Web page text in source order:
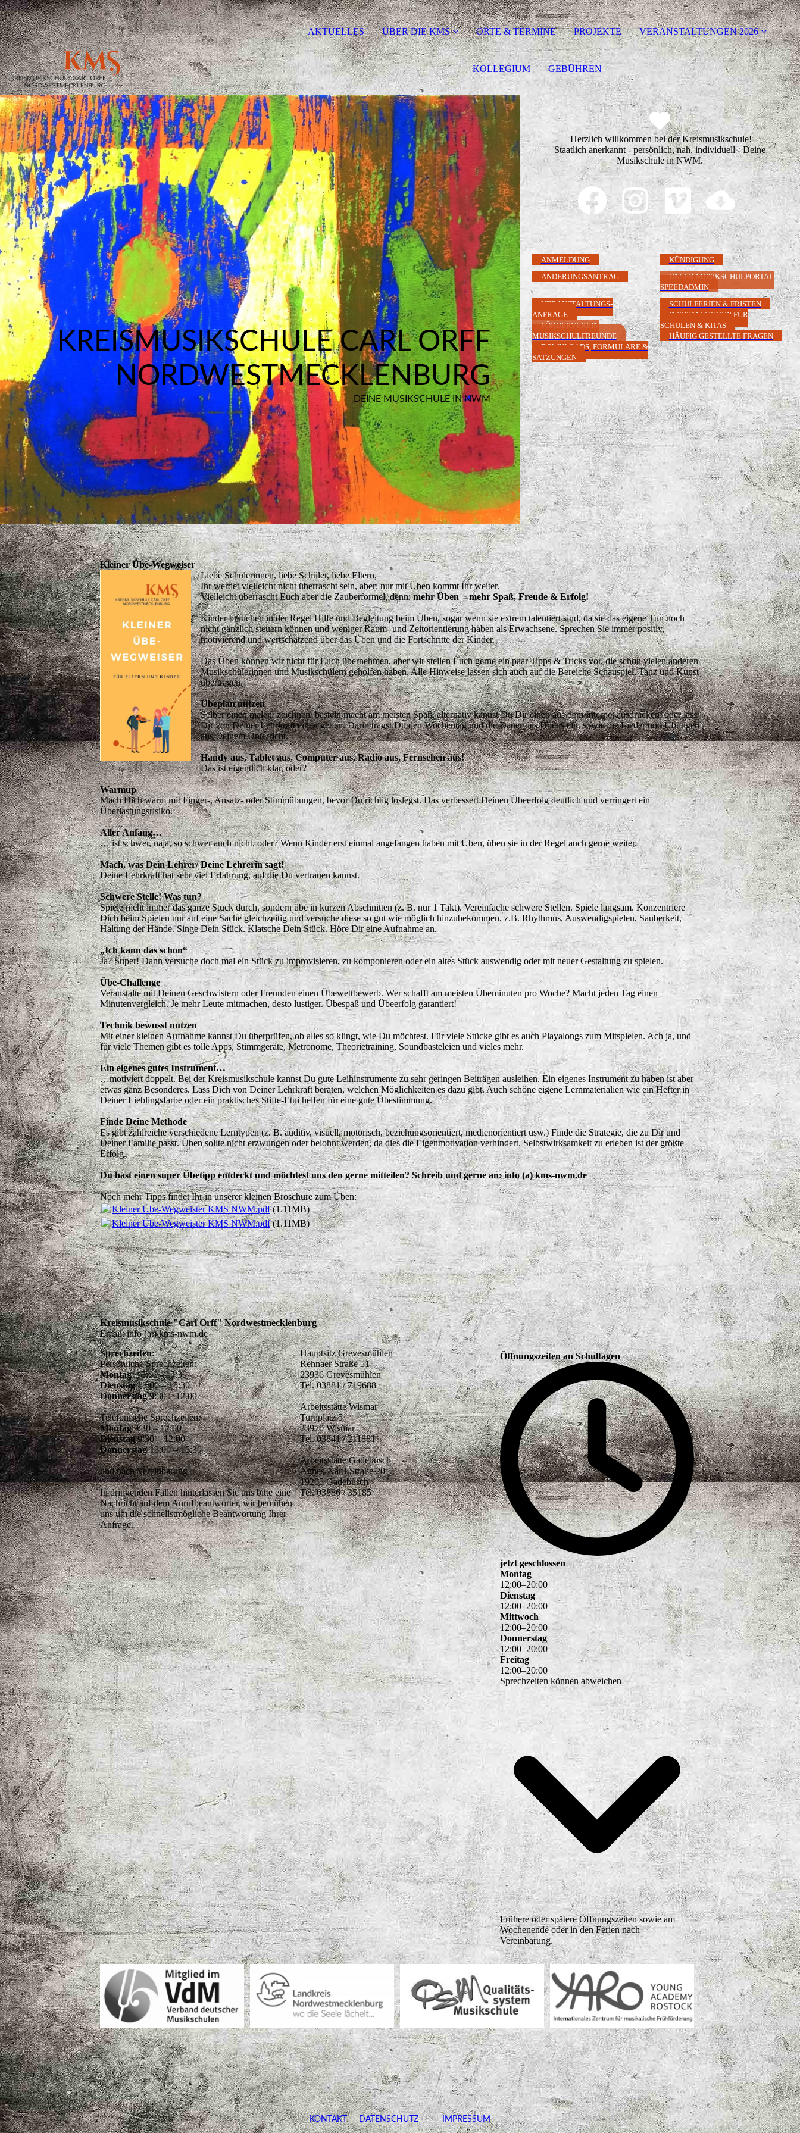
AKTUELLES ÜBER DIE KMS ORTE & TERMINE PROJEKTE VERANSTALTUNGEN 2026
KOLLEGIUM GEBÜHREN
KREISMUSIKSCHULE CARL ORFF
NORDWESTMECKLENBURG
DEINE MUSIKSCHULE IN NWM
Herzlich willkommen bei der Kreismusikschule!
Staatlich anerkannt - persönlich, nah, individuell - Deine
Musikschule in NWM.
ANMELDUNG
KÜNDIGUNG
ÄNDERUNGSANTRAG
UNSER MUSIKSCHULPORTAL
SPEEDADMIN
VERANSTALTUNGS-
ANFRAGE
FÖRDERVEREIN
MUSIKSCHULFREUNDE
DOWNLOADS, FORMULARE &
SATZUNGEN
SCHULFERIEN & FRISTEN
INFORMATIONEN FÜR
SCHULEN & KITAS
HÄUFIG GESTELLTE FRAGEN
Kleiner Übe-Wegweiser
Liebe Schülerinnen, liebe Schüler, liebe Eltern,
Ihr werdet vielleicht nicht überrascht sein, aber: nur mit Üben kommt Ihr weiter.
Vielleicht überrascht Euch aber die Zauberformel, denn:mehr Üben = mehr Spaß, Freude & Erfolg!
Kinder brauchen in der Regel Hilfe und Begleitung beim Üben, sogar wenn sie extrem talentiert sind, da sie das eigene Tun noch
nicht gänzlich steuern können und weniger Raum- und Zeitorientierung haben als Erwachsene. Sprechen Sie immer positiv,
motivierend und wertschätzend über das Üben und die Fortschritte der Kinder.
Das Üben können wir nicht für Euch übernehmen, aber wir stellen Euch gerne ein paar Tipps & Tricks vor, die schon vielen anderen
Musikschülerinnen und Musikschülern geholfen haben. Alle Hinweise lassen sich auch auf die Bereiche Schauspiel, Tanz und Kunst
übertragen.
Übeplan nutzen
Selber einen malen/ zeichnen/ basteln macht am meisten Spaß, alternativ kannst Du Dir einen aus dem Internet ausdrucken, oder lass
Dir von Deiner Lehrkraft einen geben. Darin trägst Du den Wochentag und die Dauer des Übens ein, sowie die Lieder und Übungen
aus Deinem Unterricht.
Handy aus, Tablet aus, Computer aus, Radio aus, Fernsehen aus!
Das ist eigentlich klar, oder?
Warmup
Mach Dich warm mit Finger-, Ansatz- oder Stimmübungen, bevor Du richtig loslegst. Das verbessert Deinen Übeerfolg deutlich und verringert ein
Überlastungsrisiko.
Aller Anfang…
… ist schwer, naja, so schwer auch nicht, oder? Wenn Kinder erst einmal angefangen haben mit Üben, üben sie in der Regel auch gerne weiter.
Mach, was Dein Lehrer/ Deine Lehrerin sagt!
Deine Lehrkraft hat sehr viel Erfahrung, auf die Du vertrauen kannst.
Schwere Stelle! Was tun?
Spiele nicht immer das ganze Stück durch, sondern übe in kurzen Abschnitten (z. B. nur 1 Takt). Vereinfache schwere Stellen. Spiele langsam. Konzentriere
Dich beim Spielen nur auf eine Sache gleichzeitig und versuche diese so gut wie möglich hinzubekommen, z.B. Rhythmus, Auswendigspielen, Sauberkeit,
Haltung der Hände. Singe Dein Stück. Klatsche Dein Stück. Höre Dir eine Aufnahme an.
„Ich kann das schon“
Ja? Super! Dann versuche doch mal ein Stück zu improvisieren, zu komponieren oder ein altes Stück auswendig oder mit neuer Gestaltung zu spielen.
Übe-Challenge
Veranstalte mit Deinen Geschwistern oder Freunden einen Übewettbewerb. Wer schafft am meisten Übeminuten pro Woche? Macht jeden Tag einen
Minutenvergleich. Je mehr Leute mitmachen, desto lustiger. Übespaß und Übeerfolg garantiert!
Technik bewusst nutzen
Mit einer kleinen Aufnahme kannst Du überprüfen, ob alles so klingt, wie Du möchtest. Für viele Stücke gibt es auch Playalongs zum Mitspielen. Ach ja, und
für viele Themen gibt es tolle Apps, Stimmgeräte, Metronome, Theorietraining, Soundbasteleien und vieles mehr.
Ein eigenes gutes Instrument…
…motiviert doppelt. Bei der Kreismusikschule kannst Du gute Leihinstrumente zu sehr geringen Beiträgen ausleihen. Ein eigenes Instrument zu haben ist aber
etwas ganz Besonderes. Lass Dich von Deiner Lehrkraft beraten, welchen Möglichkeiten es dazu gibt. Auch schöne eigene Lernmaterialien wie ein Hefter in
Deiner Lieblingsfarbe oder ein praktisches Stifte-Etui helfen für eine gute Übestimmung.
Finde Deine Methode
Es gibt zahlreiche verschiedene Lerntypen (z. B. auditiv, visuell, motorisch, beziehungsorientiert, medienorientiert usw.) Finde die Strategie, die zu Dir und
Deiner Familie passt. Üben sollte nicht erzwungen oder belohnt werden, da dies die Eigenmotivation verhindert. Selbstwirksamkeit zu erleben ist der größte
Erfolg.
Du hast einen super Übetipp entdeckt und möchtest uns den gerne mitteilen? Schreib und gerne an: info (a) kms-nwm.de
Noch mehr Tipps findet Ihr in unserer kleinen Broschüre zum Üben:
Kleiner Übe-Wegweister KMS NWM.pdf(1.11MB)
Kleiner Übe-Wegweister KMS NWM.pdf(1.11MB)
Kreismusikschule "Carl Orff" Nordwestmecklenburg
Email: info (at) kms-nwm.de
Sprechzeiten:
Persönliche Sprechzeiten:
Montag13:00 - 15:30
Dienstag13:00 – 15:30
Donnerstag9:30 – 12.00
Telefonische Sprechzeiten:
Montag9:30 – 12:00
Dienstag9:30 – 12:00
Donnerstag13:00 – 15:30
und nach Vereinbarung
In dringenden Fällen hinterlassen Sie uns bitte eine
Nachricht auf dem Anrufbeantworter, wir bemühen
uns um die schnellstmögliche Beantwortung Ihrer
Anfrage.
Hauptsitz Grevesmühlen
Rehnaer Straße 51
23936 Grevesmühlen
Tel. 03881 / 719688
Arbeitsstätte Wismar
Turnplatz 5
23970 Wismar
Tel. 03841 / 211881
Arbeitsstätte Gadebusch
Agnes-Karll-Straße 20
19205 Gadebusch
Tel. 03886 / 35185
Öffnungszeiten an Schultagen
jetzt geschlossen
Montag
12:00–20:00
Dienstag
12:00–20:00
Mittwoch
12:00–20:00
Donnerstag
12:00–20:00
Freitag
12:00–20:00
Sprechzeiten können abweichen
Frühere oder spätere Öffnungszeiten sowie am
Wochenende oder in den Ferien nach
Vereinbarung.
KONTAKT DATENSCHUTZIMPRESSUM